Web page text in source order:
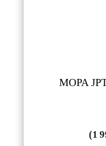
MOPA
(1